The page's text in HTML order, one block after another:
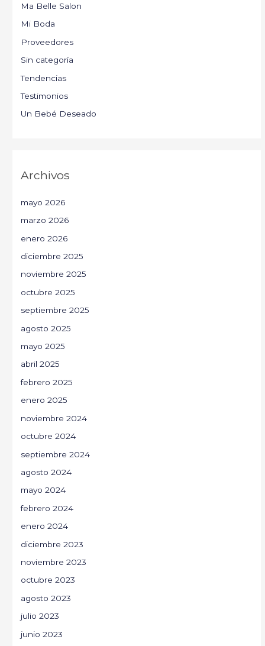
Ma Belle Salon
Mi Boda
Proveedores
Sin categoría
Tendencias
Testimonios
Un Bebé Deseado
Archivos
mayo 2026
marzo 2026
enero 2026
diciembre 2025
noviembre 2025
octubre 2025
septiembre 2025
agosto 2025
mayo 2025
abril 2025
febrero 2025
enero 2025
noviembre 2024
octubre 2024
septiembre 2024
agosto 2024
mayo 2024
febrero 2024
enero 2024
diciembre 2023
noviembre 2023
octubre 2023
agosto 2023
julio 2023
junio 2023